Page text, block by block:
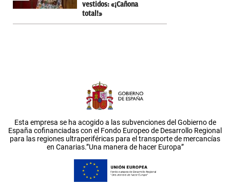
vestidos: «¡Cañona
total!»
Esta empresa se ha acogido a las subvenciones del Gobierno de
España cofinanciadas con el Fondo Europeo de Desarrollo Regional
para las regiones ultraperiféricas para el transporte de mercancías
en Canarias.”Una manera de hacer Europa”